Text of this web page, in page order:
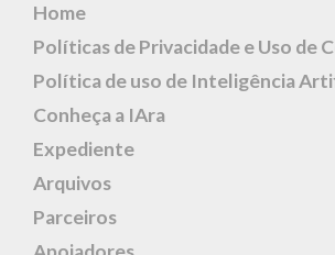
Home
Políticas de Privacidade e Uso de
Política de uso de Inteligência
Conheça a IAra
Expediente
Arquivos
Parceiros